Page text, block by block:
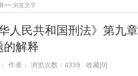
>> 浏览文字
人民共和国刑法》第九
的解释
作者： 浏览次数：4339 收藏[0]